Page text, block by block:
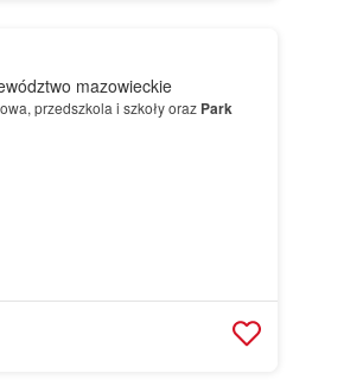
mazowieckie
przedszkola i szkoły oraz Park